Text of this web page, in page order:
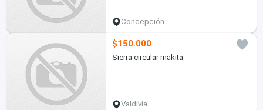
Concepción
$150.000
Sierra circular makita
Valdivia